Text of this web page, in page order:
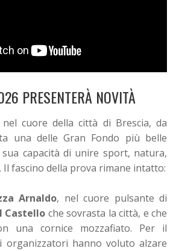
PRESENTERÀ NOVITÀ
cuore della città di Brescia, da
una delle Gran Fondo più belle
sua capacità di unire sport, natura,
fascino della prova rimane intatto:
Arnaldo, nel cuore pulsante di
Castello che sovrasta la città, e che
una cornice mozzafiato. Per il
organizzatori hanno voluto alzare